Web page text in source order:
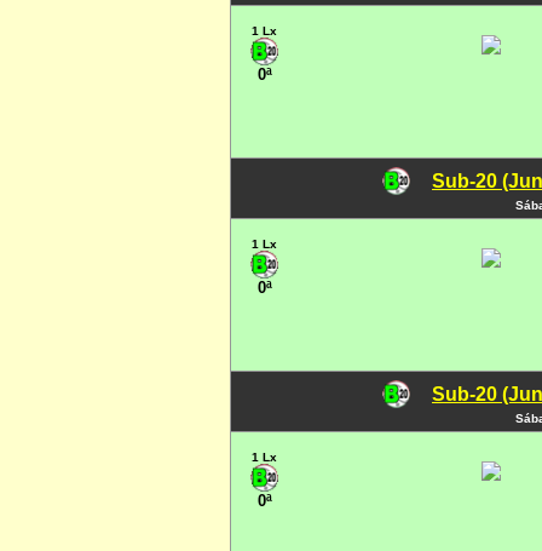
1 Lx
0ª
Sub-20
1 Lx
0ª
Sub-20
1 Lx
0ª